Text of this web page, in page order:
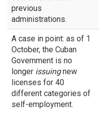
previous
administrations.
A case in point: as of 1
October, the Cuban
Government is no
longer issuingnew
licenses for 40
different categories of
self-employment.